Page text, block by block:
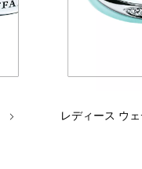
レディース ウ